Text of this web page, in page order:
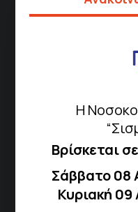
Η
Βρίσκεται
Σάββατο 08
Κυριακή
Πως να
Τηλέφωνα